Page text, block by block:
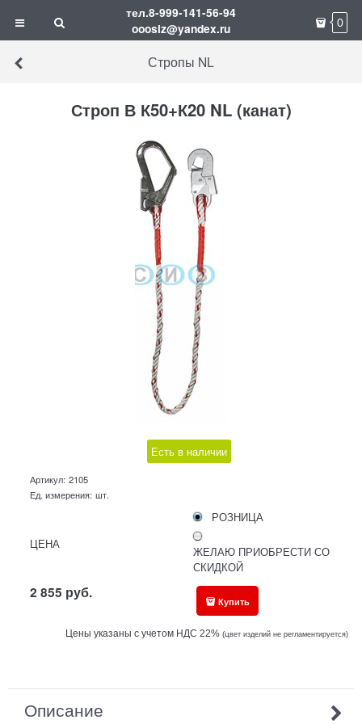
тел.8-999-141-56-94
ooosiz@yandex.ru
0
Стропы NL
Строп В К50+К20 NL (канат)
Есть в наличии
Артикул: 2105
Ед. измерения: шт.
ЦЕНА
РОЗНИЦА
ЖЕЛАЮ ПРИОБРЕСТИ СО
СКИДКОЙ
2 855 руб. Купить
Цены указаны с учетом НДС 22%(цвет изделий не регламентируется)
Описание